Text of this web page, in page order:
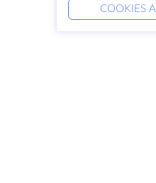
COOKIES